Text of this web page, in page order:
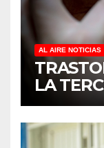
AL AIRE NOTICIAS
LA